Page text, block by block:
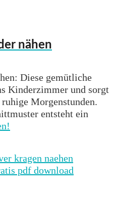
nähen
Diese gemütliche
Kinderzimmer und sorgt
Morgenstunden.
entsteht ein